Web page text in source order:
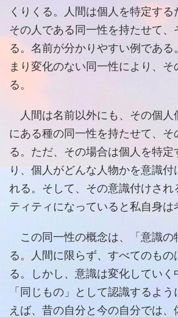
くりくる。人間は個人を特定す
その人である同一性を持たせて、
る。名前が分かりやすい例である
まり変化のない同一性により、そ
る。
人間は名前以外にも、その個人
にある種の同一性を持たせて、そ
る。ただ、その場合は個人を特定
り、個人がどんな人物かを意識
れる。そして、その意識付けされ
ティティになっていると私自身は
この同一性の概念は、「意識の
る。人間に限らず、すべてのもの
る。しかし、意識は変化していく
「同じもの」として認識するよ
えば、昔の自分と今の自分では